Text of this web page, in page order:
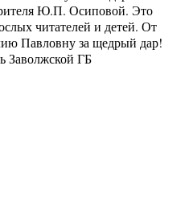
Ю.П. Осиповой. Это
читателей и детей. От
Павловну за щедрый дар!
Заволжской ГБ